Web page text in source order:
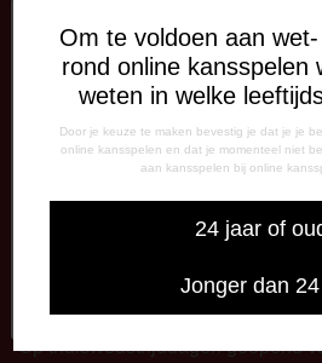
Om te voldoen aan
rond online kansspelen
weten in welke
Door je keuze te maken bevestig je dat je je
online kansspelen en dat je momenteel niet
aan kansspelen bij online
24 jaar of
Jonger dan
DE OUDE MEERDIJK
Stadionplein 1
OPENINGSTIJDEN
De Oude Meerdijk
Maandag: 09.00 – 17.00 uur
13.00 – 17.00 uur
Op thuiswedstrijddagen geopend